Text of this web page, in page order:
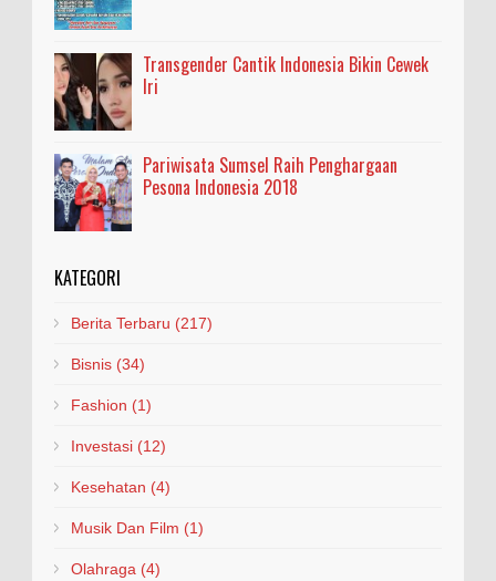
Transgender Cantik Indonesia Bikin Cewek
Iri
Pariwisata Sumsel Raih Penghargaan
Pesona Indonesia 2018
KATEGORI
Berita Terbaru (217)
Bisnis (34)
Fashion (1)
Investasi (12)
Kesehatan (4)
Musik Dan Film (1)
Olahraga (4)